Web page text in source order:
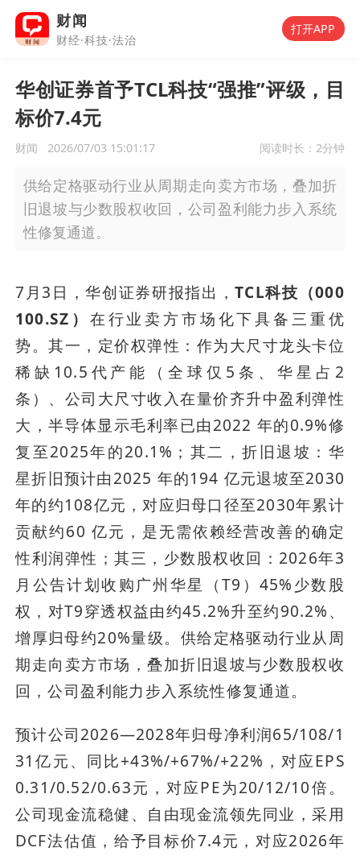
财闻
财经·科技·法治
打开APP
华创证券首予TCL科技“强推”评级，目
标价7.4元
财闻 2026/07/03 15:01:17 阅读时长： 2分钟
供给定格驱动行业从周期走向卖方市场，叠加折
旧退坡与少数股权收回，公司盈利能力步入系统
性修复通道。
7月3日，华创证券研报指出，TCL科技（000
100.SZ） 在行业卖方市场化下具备三重优
势。其一，定价权弹性：作为大尺寸龙头卡位
稀缺10.5代产能（全球仅5条、华星占2
条）、公司大尺寸收入在量价齐升中盈利弹性
大，半导体显示毛利率已由2022 年的0.9%修
复至2025年的20.1%；其二，折旧退坡：华
星折旧预计由2025 年的194 亿元退坡至2030
年的约108亿元，对应归母口径至2030年累计
贡献约60 亿元，是无需依赖经营改善的确定
性利润弹性；其三，少数股权收回：2026年3
月公告计划收购广州华星（T9）45%少数股
权，对T9穿透权益由约45.2%升至约90.2%、
增厚归母约20%量级。供给定格驱动行业从周
期走向卖方市场，叠加折旧退坡与少数股权收
回，公司盈利能力步入系统性修复通道。
预计公司2026—2028年归母净利润65/108/1
31亿元、同比+43%/+67%/+22%，对应EPS
0.31/0.52/0.63元，对应PE为20/12/10倍。
公司现金流稳健、自由现金流领先同业，采用
DCF法估值，给予目标价7.4元，对应2026年